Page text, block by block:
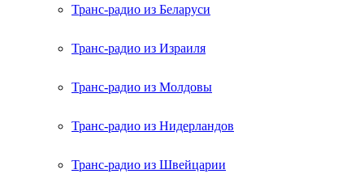
Транс-радио из Беларуси
Транс-радио из Израиля
Транс-радио из Молдовы
Транс-радио из Нидерландов
Транс-радио из Швейцарии